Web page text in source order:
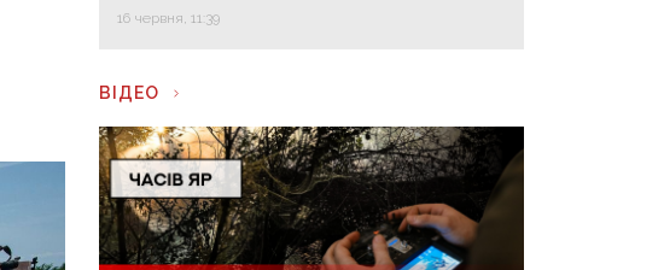
16 червня, 11:39
ВІДЕО